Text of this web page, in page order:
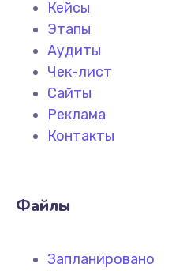
Кейсы
Этапы
Аудиты
Чек-лист
Сайты
Реклама
Контакты
Файлы
Запланировано